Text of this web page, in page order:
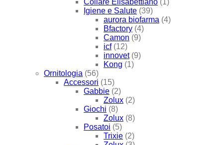
Collare Elisabettiano (1)
Igiene e Salute (39)
aurora biofarma (4)
Bfactory (4)
Camon (9)
icf (12)
innovet (9)
Kong (1)
Ornitologia (56)
Accessori (15)
Gabbie (2)
Zolux (2)
Giochi (8)
Zolux (8)
Posatoi (5)
Trixie (2)